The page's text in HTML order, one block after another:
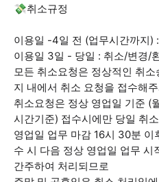
💸취소규정
이용일 -4일 전 (업무시간까지)
이용일 3일 - 당일 : 취소/변경/
모든 취소요청은 정상적인 취
지 내에서 취소 요청을 접수해
취소요청은 정상 영업일 기준
시간기준) 접수시에만 당일 취
영업일 업무 마감 16시 30분 이
수 시 다음 정상 영업일 업무 시
간주하여 처리되므로